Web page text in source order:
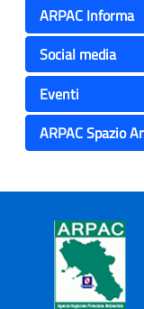
ARPAC Informa
Social media
Eventi
ARPAC Spazio